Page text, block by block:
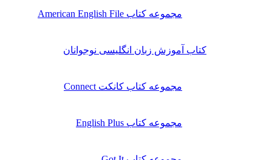
مجموعه کتاب American English File
کتاب آموزش زبان انگلیسی نوجوانان
مجموعه کتاب کانکت Connect
مجموعه کتاب English Plus